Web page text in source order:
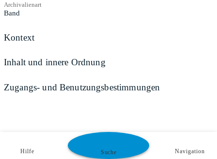
Archivalienart
Band
Kontext
Inhalt und innere Ordnung
Zugangs- und Benutzungsbestimmungen
Hilfe Suche Navigation